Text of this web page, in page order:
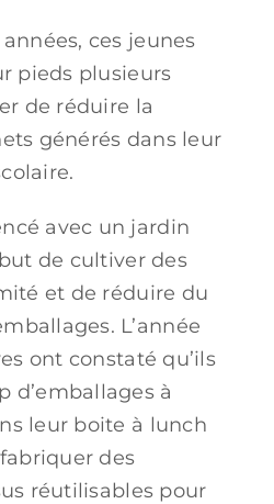
ces jeunes
pieds plusieurs
de réduire la
générés dans leur
avec un jardin
de cultiver des
et de réduire du
L’année
ont constaté qu’ils
d’emballages à
leur boite à lunch
des
réutilisables pour